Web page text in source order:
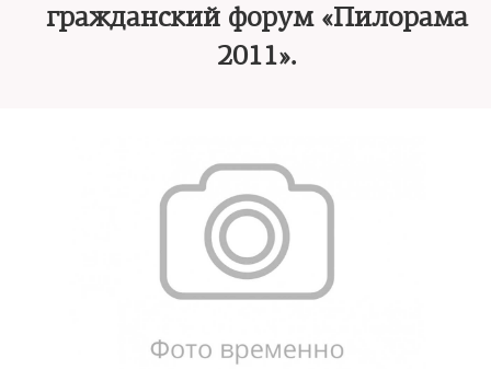
гражданский форум «Пилорама
2011».